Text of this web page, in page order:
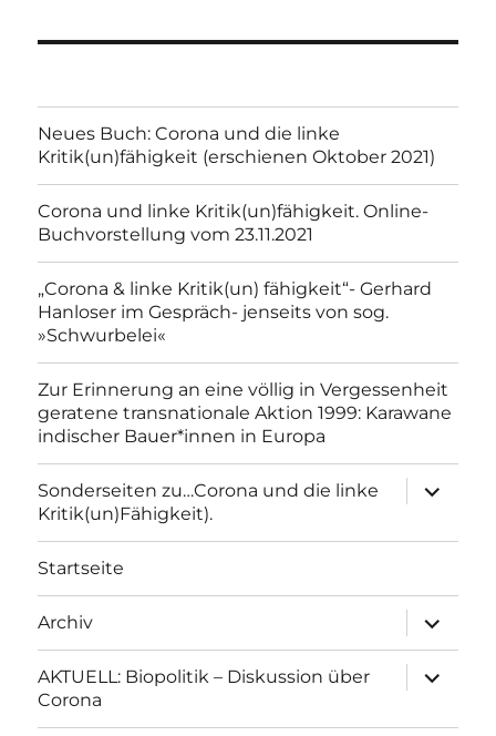
Neues Buch: Corona und die linke
Kritik(un)fähigkeit (erschienen Oktober 2021)
Corona und linke Kritik(un)fähigkeit. Online-
Buchvorstellung vom 23.11.2021
„Corona & linke Kritik(un) fähigkeit“- Gerhard
Hanloser im Gespräch- jenseits von sog.
»Schwurbelei«
Zur Erinnerung an eine völlig in Vergessenheit
geratene transnationale Aktion 1999: Karawane
indischer Bauer*innen in Europa
Sonderseiten zu…Corona und die linke
Kritik(un)Fähigkeit).
anzeigen
Startseite
Archiv
anzeigen
AKTUELL: Biopolitik – Diskussion über
Corona
anzeigen